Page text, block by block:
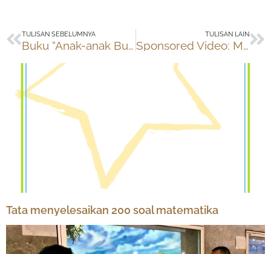
Prev
TULISAN SEBELUMNYA
Buku “Anak-anak Bukan Kertas Kosong”. Wajib Baca!
TULISAN LAIN
Sponsored Video: Masakan Ibu Tak Ada Tandingannya
Tata menyelesaikan 200 soal matematika